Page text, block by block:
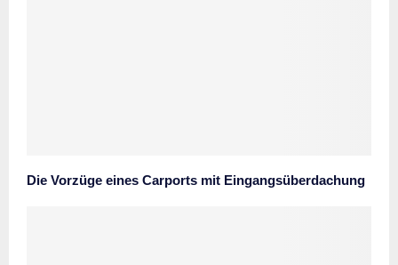
Die Vorzüge eines Carports mit Eingangsüberdachung